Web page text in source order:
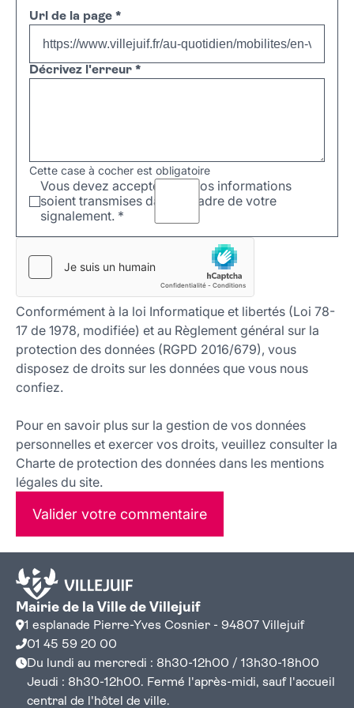
Url de la page *
Décrivez l'erreur *
Cette case à cocher est obligatoire
Vous devez accepter que vos informations
soient transmises dans le cadre de votre
signalement. *
Conformément à la loi Informatique et libertés (Loi 78-
17 de 1978, modifiée) et au Règlement général sur la
protection des données (RGPD 2016/679), vous
disposez de droits sur les données que vous nous
confiez.
Pour en savoir plus sur la gestion de vos données
personnelles et exercer vos droits, veuillez consulter la
Charte de protection des données dans les mentions
légales du site.
Valider votre commentaire
Mairie de la Ville de Villejuif
1 esplanade Pierre-Yves Cosnier - 94807 Villejuif
01 45 59 20 00
Du lundi au mercredi : 8h30-12h00 / 13h30-18h00
Jeudi : 8h30-12h00. Fermé l'après-midi, sauf l'accueil
central de l'hôtel de ville.